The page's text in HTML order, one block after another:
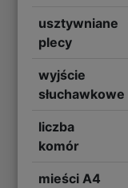
usztywniane
plecy
wyjście
słuchawkowe
liczba
komór
mieści A4